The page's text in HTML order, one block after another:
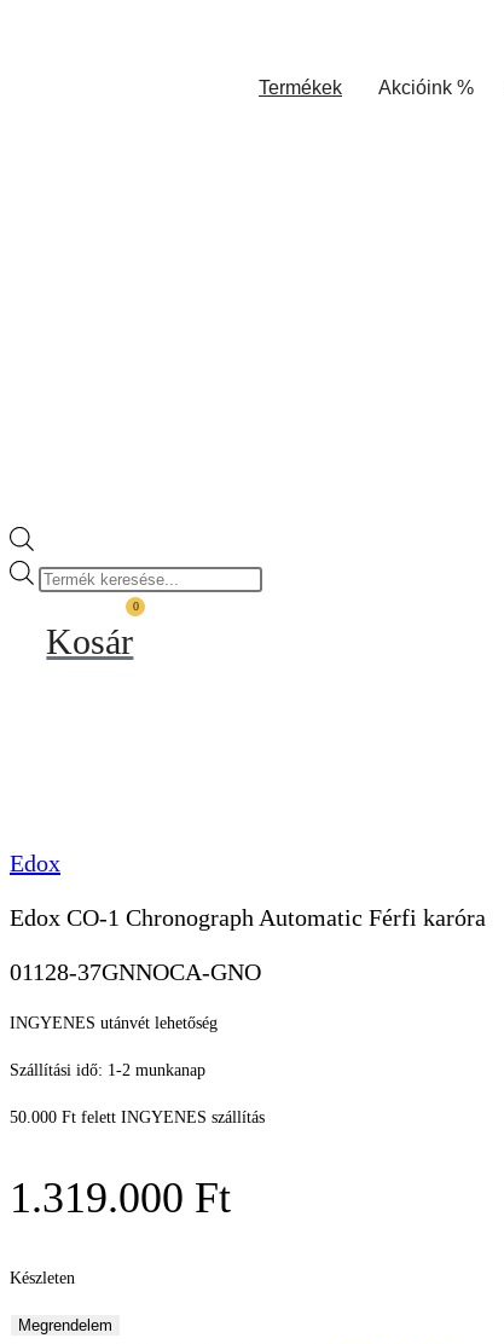
Termékek Akcióink %
Products
0
Kosár
Edox
Edox CO-1 Chronograph Automatic Férfi karóra
01128-37GNNOCA-GNO
INGYENES utánvét lehetőség
Szállítási idő: 1-2 munkanap
50.000 Ft felett INGYENES szállítás
1.319.000 Ft
Készleten
Edox
Megrendelem